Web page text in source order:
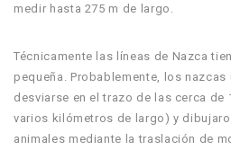
medir hasta 275 m de largo.
Técnicamente las líneas de Nazca
pequeña. Probablemente, los
desviarse en el trazo de las cerca de
varios kilómetros de largo) y
animales mediante la traslación de